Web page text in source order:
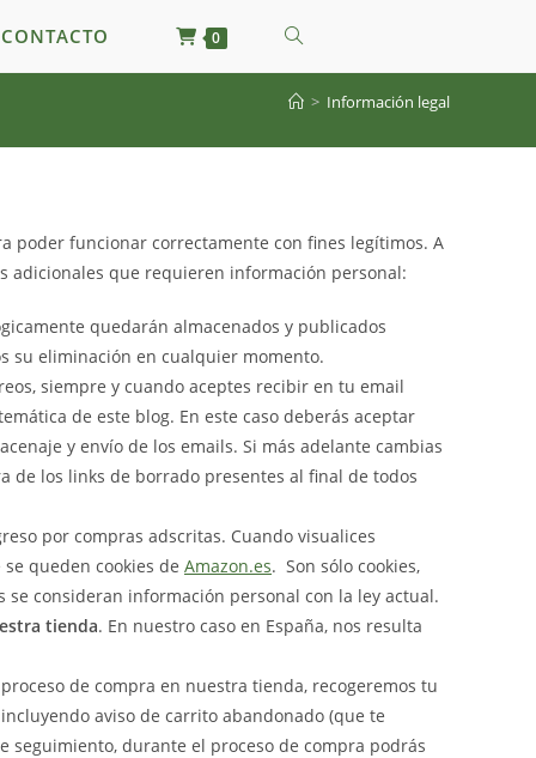
CONTACTO 0 ALTERNAR
BÚSQUEDA
LA
WEB
> Información legal
poder funcionar correctamente con fines legítimos. A
adicionales que requieren información personal:
quedarán almacenados y publicados
su eliminación en cualquier momento.
siempre y cuando aceptes recibir en tu email
de este blog. En este caso deberás aceptar
y envío de los emails. Si más adelante cambias
los links de borrado presentes al final de todos
por compras adscritas. Cuando visualices
queden cookies de Amazon.es. Son sólo cookies,
consideran información personal con la ley actual.
tienda. En nuestro caso en España, nos resulta
de compra en nuestra tienda, recogeremos tu
aviso de carrito abandonado (que te
seguimiento, durante el proceso de compra podrás